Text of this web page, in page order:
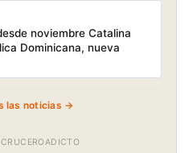
noviembre Catalina
Dominicana, nueva
las noticias →